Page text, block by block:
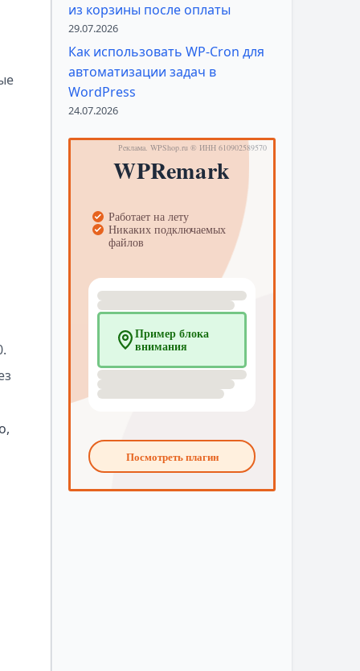
из корзины после оплаты
29.07.2026
Как использовать WP-Cron для
автоматизации задач в
WordPress
24.07.2026